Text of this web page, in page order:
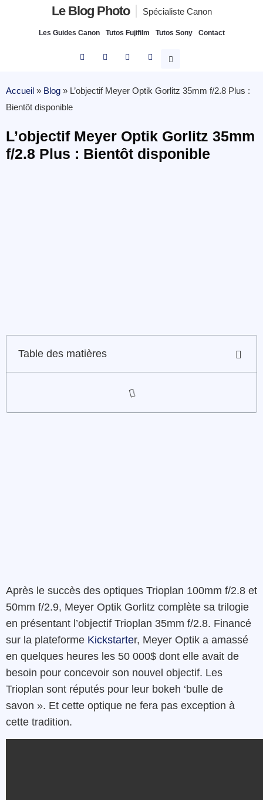
Le Blog Photo Spécialiste Canon
Les Guides Canon Tutos Fujifilm Tutos Sony Contact
Accueil » Blog » L’objectif Meyer Optik Gorlitz 35mm f/2.8 Plus :
Bientôt disponible
L’objectif Meyer Optik Gorlitz 35mm
f/2.8 Plus : Bientôt disponible
Table des matières
Après le succès des optiques Trioplan 100mm f/2.8 et
50mm f/2.9, Meyer Optik Gorlitz complète sa trilogie
en présentant l’objectif Trioplan 35mm f/2.8. Financé
sur la plateforme Kickstarter, Meyer Optik a amassé
en quelques heures les 50 000$ dont elle avait de
besoin pour concevoir son nouvel objectif. Les
Trioplan sont réputés pour leur bokeh ‘bulle de
savon ». Et cette optique ne fera pas exception à
cette tradition.